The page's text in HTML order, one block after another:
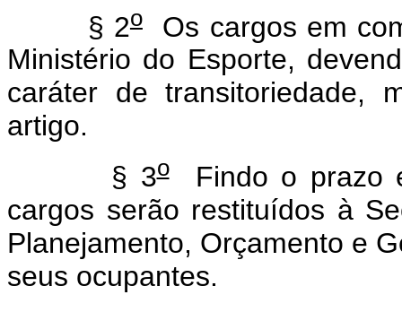
§ 2oOs cargos em
Ministério do Esporte,
caráter de transitoriedade,
artigo.
§ 3oFindo o prazo
cargos serão restituídos à
Planejamento, Orçamento e
seus ocupantes.